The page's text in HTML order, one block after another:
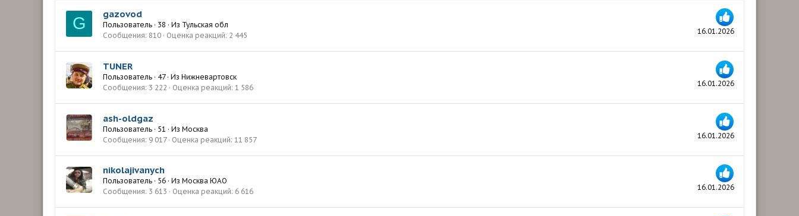
G 16.01.2026
gazovod
Пользователь · 38 · Из Тульская обл
Сообщения 810 Оценка реакций 2 445
16.01.2026
TUNER
Пользователь · 47 · Из Нижневартовск
Сообщения 3 222 Оценка реакций 1 586
16.01.2026
ash-oldgaz
Пользователь · 51 · Из Москва
Сообщения 9 017 Оценка реакций 11 857
16.01.2026
nikolajivanych
Пользователь · 56 · Из Москва ЮАО
Сообщения 3 613 Оценка реакций 6 616